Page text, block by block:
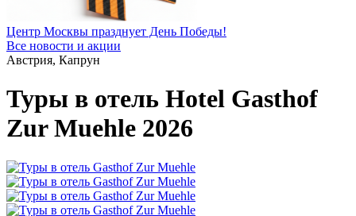
Центр Москвы празднует День Победы!
Все новости и акции
Австрия, Капрун
Туры в отель Hotel Gasthof
Zur Muehle 2026